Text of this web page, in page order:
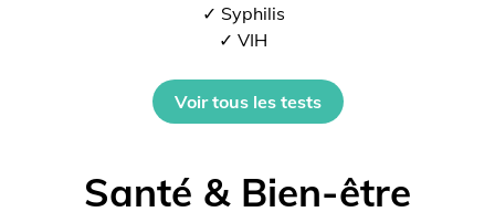
✓ Syphilis
✓ VIH
Voir tous les tests
Santé & Bien-être